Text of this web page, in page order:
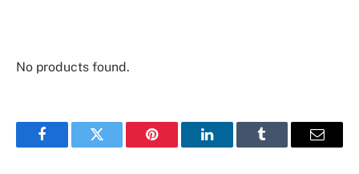
No products found.
FacebookTwitter Pinterest LinkedInTumblr Email